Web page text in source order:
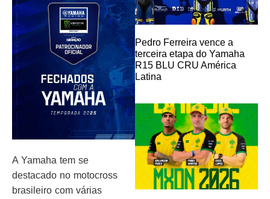
A Yamaha tem se
destacado no motocross
brasileiro com várias
Pedro Ferreira vence a
terceira etapa do Yamaha
R15 BLU CRU América
Latina